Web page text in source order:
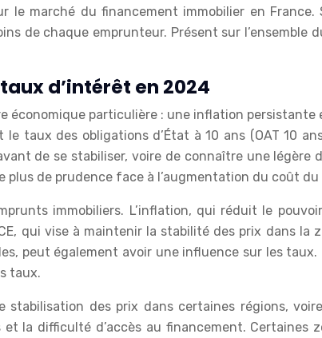
marché du financement immobilier en
de chaque emprunteur. Présent sur l’ensemble
d’intérêt en 2024
économique particulière : une inflation
le taux des obligations d’État à 10 ans (OAT 10
de se stabiliser, voire de connaître une
de prudence face à l’augmentation du coût
immobiliers. L’inflation, qui réduit le
qui vise à maintenir la stabilité des prix dans
peut également avoir une influence sur les taux.
taux.
des prix dans certaines régions,
la difficulté d’accès au financement. Certaines